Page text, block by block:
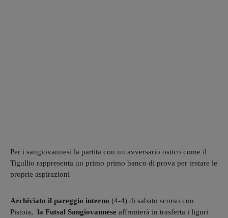
Per i sangiovannesi la partita con un avversario ostico come il
Tigullio rappresenta un primo primo banco di prova per testare le
proprie aspirazioni
Archiviato il pareggio interno (4-4) di sabato scorso con
Pistoia, la Futsal Sangiovannese affronterà in trasferta i liguri